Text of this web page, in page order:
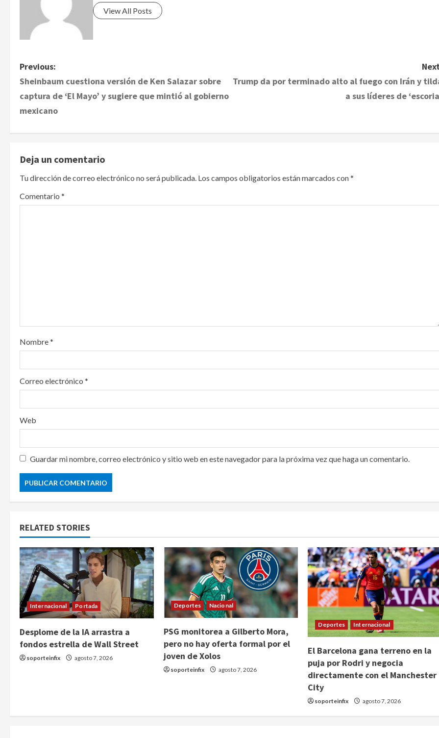
View All Posts
P
o
s
t
n
a
v
n
Previous:
Sheinbaum cuestiona versión de Ken Salazar sobre
captura de ‘El Mayo’ y sugiere que mintió al gobierno
mexicano
Trump da por terminado alto al fuego con Irán y
a sus líderes de
Deja un comentario
Tu dirección de correo electrónico no será publicada. Los campos obligatorios están marcados con*
Comentario *
Nombre*
Correo electrónico *
Web
Guardar mi nombre, correo electrónico y sitio web en este navegador para la próxima vez que haga un comentario.
RELATED STORIES
Internacional Portada
Desplome de la IA arrastra a
fondos estrella de Wall Street
soporteinfix agosto 7, 2026
Deportes Nacional
PSG monitorea a Gilberto Mora,
pero no hay oferta formal por el
joven de Xolos
soporteinfix agosto 7, 2026
Deportes Internacional
El Barcelona gana terreno en la
puja por Rodri y negocia
directamente con el Manchester
City
soporteinfix agosto 7, 2026